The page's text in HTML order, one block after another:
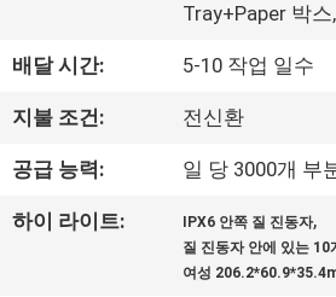
견
학
Tray+Paper 박
배달 시간: 5-10 작업 일수
지불 조건: 전신환
공급 능력: 일 당 3000개 부
하이 라이트: IPX6 안쪽 질 진동자,
질 진동자 안에 있는 10
여성